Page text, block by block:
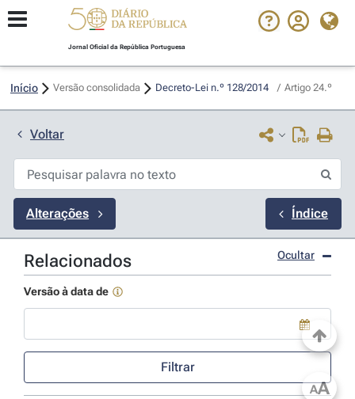
Jornal Oficial da República Portuguesa
Início Versão consolidada Decreto-Lei n.º 128/2014 / Artigo 24.º
Voltar
Alterações Índice
Relacionados Ocultar
Versão à data de
Use a tecla de seta para baixo para abrir o calendário; Use as
Filtrar
AA